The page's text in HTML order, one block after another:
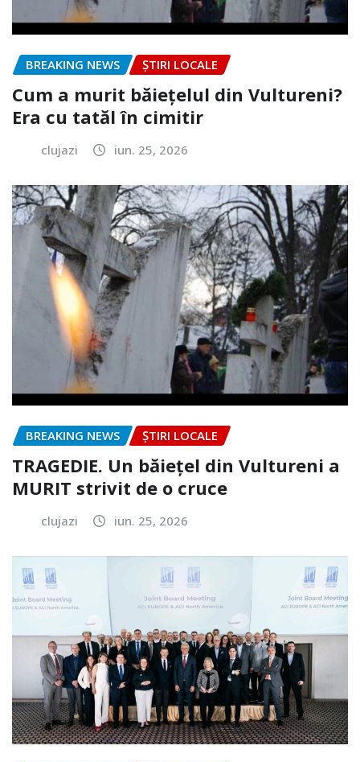
BREAKING NEWS ȘTIRI LOCALE
Cum a murit băiețelul din Vultureni?
Era cu tatăl în cimitir
clujazi iun. 25, 2026
BREAKING NEWS ȘTIRI LOCALE
TRAGEDIE. Un băiețel din Vultureni a
MURIT strivit de o cruce
clujazi iun. 25, 2026